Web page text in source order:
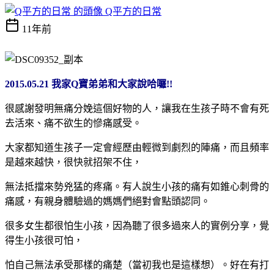
Q平方的日常
11年前
2015.05.21 我家Q寶弟弟和大家說哈囉!!
很感謝發明無痛分娩這個好物的人，讓我在生孩子時不會有死
去活來、痛不欲生的慘痛感受。
大家都知道生孩子一定會經歷由輕微到劇烈的陣痛，而且頻率
是越來越快，很快就招架不住，
無法抵擋來勢兇猛的疼痛。有人說生小孩的痛有如錐心刺骨的
痛感，有親身體驗過的媽媽們絕對會點頭認同。
很多女生都很怕生小孩，因為聽了很多過來人的實例分享，覺
得生小孩很可怕，
怕自己無法承受那樣的痛楚（當初我也是這樣想）。好在有打